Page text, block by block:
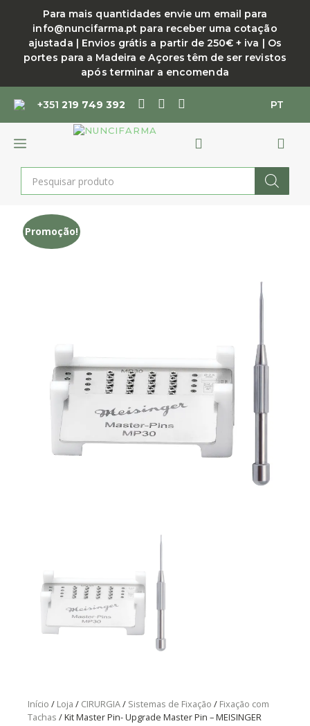
conteúdo
Para mais quantidades envie um email para
info@nuncifarma.pt para receber uma cotação
ajustada | Envios grátis a partir de 250€ + iva | Os
portes para a Madeira e Açores têm de ser revistos
após terminar a encomenda
+351219 749 392 PT
MENU
Products
search
Promoção!
Início / Loja / CIRURGIA/ Sistemas de Fixação / Fixação com
Tachas / Kit Master Pin- Upgrade Master Pin – MEISINGER